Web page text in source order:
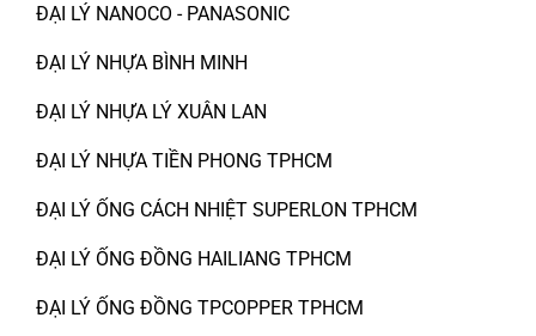
ĐẠI LÝ NANOCO - PANASONIC
ĐẠI LÝ NHỰA BÌNH MINH
ĐẠI LÝ NHỰA LÝ XUÂN LAN
ĐẠI LÝ NHỰA TIỀN PHONG TPHCM
ĐẠI LÝ ỐNG CÁCH NHIỆT SUPERLON TPHCM
ĐẠI LÝ ỐNG ĐỒNG HAILIANG TPHCM
ĐẠI LÝ ỐNG ĐỒNG TPCOPPER TPHCM